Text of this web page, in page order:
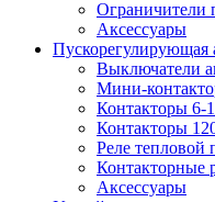
Ограничители
Аксессуары
Пускорегулирующая
Выключатели
Мини-
Контакторы 6-
Контакторы
Реле тепловой
Контакторные
Аксессуары